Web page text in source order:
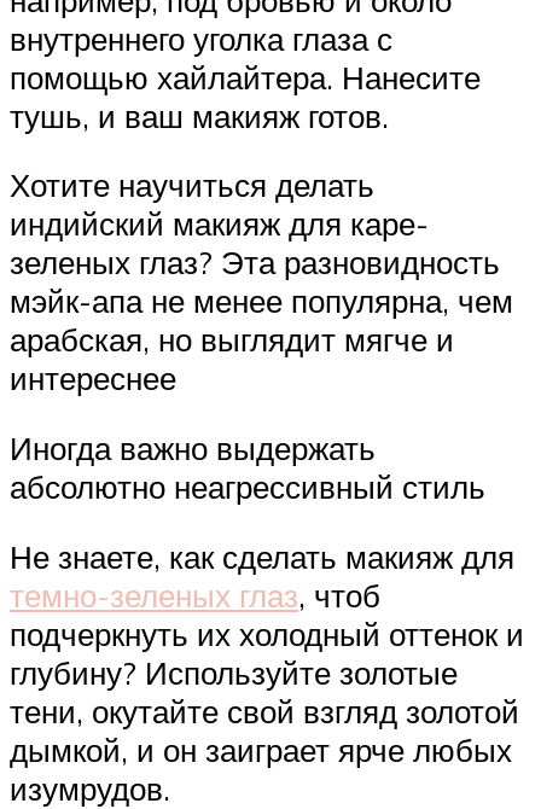
внутреннего уголка глаза с
помощью хайлайтера. Нанесите
тушь, и ваш макияж готов.
Хотите научиться делать
индийский макияж для каре-
зеленых глаз? Эта разновидность
мэйк-апа не менее популярна, чем
арабская, но выглядит мягче и
интереснее
Иногда важно выдержать
абсолютно неагрессивный стиль
Не знаете, как сделать макияж для
темно-зеленых глаз, чтоб
подчеркнуть их холодный оттенок и
глубину? Используйте золотые
тени, окутайте свой взгляд золотой
дымкой, и он заиграет ярче любых
изумрудов.